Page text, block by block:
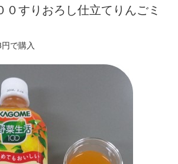
０すりおろし仕立てりんごミ
で購入